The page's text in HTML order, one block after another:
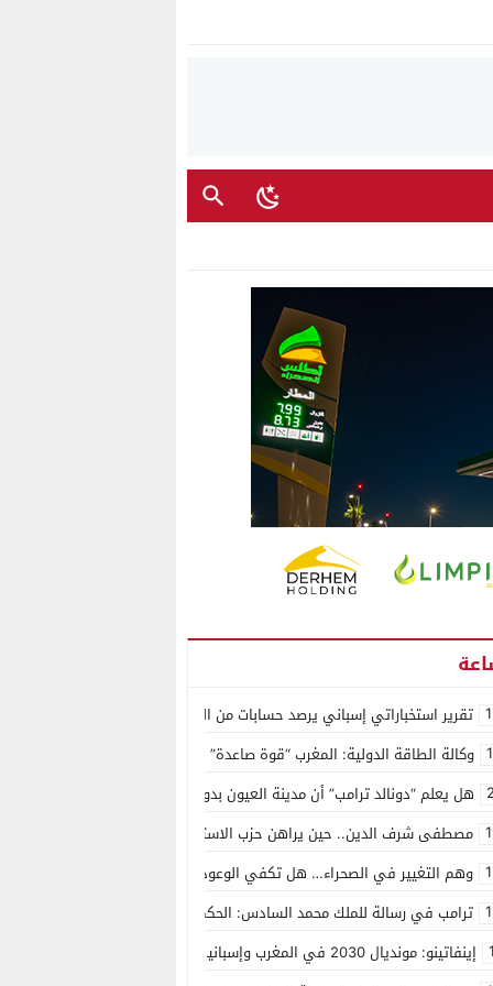
تقرير استخباراتي إسباني يرصد حسابات من الجزائر وأرقاما بـ”213+” ضمن حملة رقمية منظمة حرّضت على اقتحام سبتة
وكالة الطاقة الدولية: المغرب “قوة صاعدة” في سوق المعادن الاستراتيجية
هل يعلم “دونالد ترامب” أن مدينة العيون بدون ماء؟
مصطفى شرف الدين.. حين يراهن حزب الاستقلال على الكفاءة ويمنح الشباب
وهم التغيير في الصحراء… هل تكفي الوعود الفارغة لصناعة الواقع؟
ترامب في رسالة للملك محمد السادس: الحكم الذاتي هو الأساس الوحيد لحل
إينفاتينو: مونديال 2030 في المغرب وإسبانيا والبرتغال سيكون “الأجمل في التاريخ”